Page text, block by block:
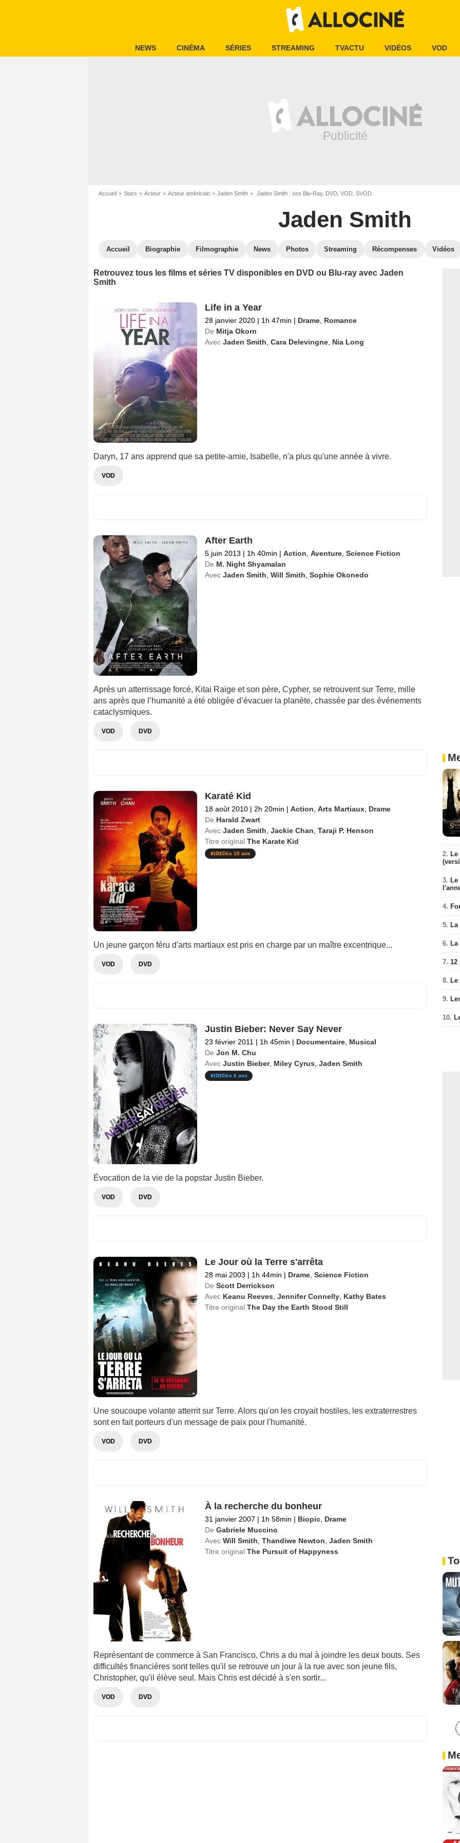
NEWS CINÉMA SÉRIES STREAMING TVACTU VIDÉOS VOD
Accueil Stars Acteur Acteur américain Jaden Smith Jaden Smith : ses Blu-Ray, DVD, VOD, SVOD
Jaden Smith
Accueil Biographie Filmographie News Photos Streaming Récompenses Vidéos
Retrouvez tous les films et séries TV disponibles en DVD ou Blu-ray avec Jaden
Smith
Life in a Year
28 janvier 2020 | 1h 47min | Drame, Romance
De Mitja Okorn
Avec Jaden Smith Cara Delevingne, Nia Long
Daryn, 17 ans apprend que sa petite-amie, Isabelle, n'a plus qu'une année à vivre.
VOD
After Earth
5 juin 2013 | 1h 40min | Action Aventure, Science Fiction
De M. Night Shyamalan
Avec Jaden Smith Will Smith Sophie Okonedo
Après un atterrissage forcé, Kitai Raige et son père, Cypher, se retrouvent sur Terre, mille
ans après que l’humanité a été obligée d’évacuer la planète, chassée par des événements
cataclysmiques.
VOD DVD
Karaté Kid
18 août 2010 | 2h 20min | Action Arts Martiaux, Drame
De Harald Zwart
Avec Jaden Smith Jackie Chan Taraji P. Henson
Titre original The Karate Kid
Dès 10 ans
Un jeune garçon féru d'arts martiaux est pris en charge par un maître excentrique...
VOD DVD
Justin Bieber: Never Say Never
23 février 2011 | 1h 45min | Documentaire, Musical
De Jon M. Chu
Avec Justin Bieber, Miley Cyrus Jaden Smith
Dès 6 ans
Évocation de la vie de la popstar Justin Bieber.
VOD DVD
Le Jour où la Terre s'arrêta
28 mai 2003 | 1h 44min | Drame, Science Fiction
De Scott Derrickson
Avec Keanu Reeves Jennifer Connelly, Kathy Bates
Titre original The Day the Earth Stood Still
Une soucoupe volante atterrit sur Terre. Alors qu'on les croyait hostiles, les extraterrestres
sont en fait porteurs d'un message de paix pour l'humanité.
VOD DVD
À la recherche du bonheur
31 janvier 2007 | 1h 58min | Biopic, Drame
De Gabriele Muccino
Avec Will Smith Thandiwe Newton Jaden Smith
Titre original The Pursuit of Happyness
Représentant de commerce à San Francisco, Chris a du mal à joindre les deux bouts. Ses
difficultés financières sont telles qu'il se retrouve un jour à la rue avec son jeune fils,
Christopher, qu'il élève seul. Mais Chris est décidé à s'en sortir...
VOD DVD
2.
3.
4.
5.
6.
7. 12
8.
9.
10.